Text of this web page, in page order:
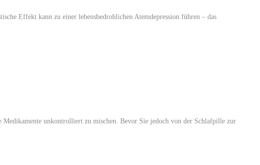
Effekt kann zu einer lebensbedrohlichen Atemdepression führen – das
unkontrolliert zu mischen. Bevor Sie jedoch von der Schlafpille zur